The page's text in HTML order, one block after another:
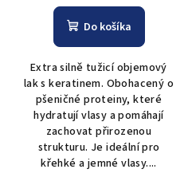
Do košíka
Extra silně tužicí objemový
lak s keratinem. Obohacený o
pšeničné proteiny, které
hydratují vlasy a pomáhají
zachovat přirozenou
strukturu. Je ideální pro
křehké a jemné vlasy....